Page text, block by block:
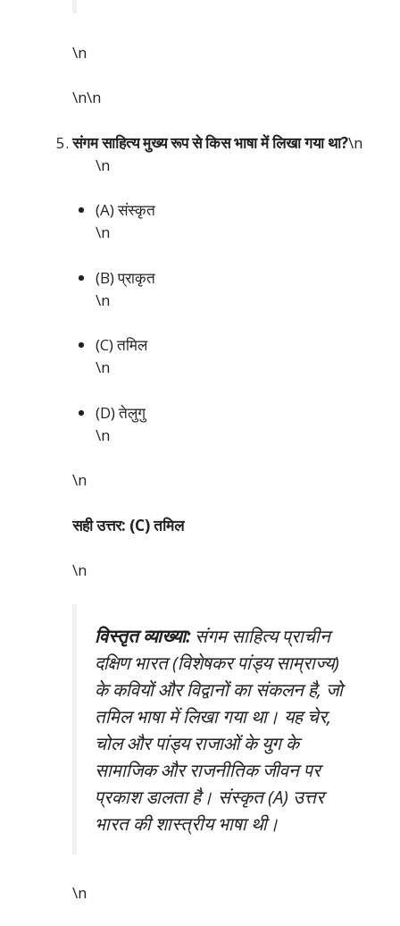
\n
\n\n
संगम साहित्य मुख्य रूप से किस भाषा में लिखा गया था?\n
\n
(A) संस्कृत
\n
(B) प्राकृत
\n
(C) तमिल
\n
(D) तेलुगु
\n
\n
सही उत्तर: (C) तमिल
\n
विस्तृत व्याख्या:संगम साहित्य प्राचीन
दक्षिण भारत (विशेषकर पांड्य साम्राज्य)
के कवियों और विद्वानों का संकलन है, जो
तमिल भाषा में लिखा गया था। यह चेर,
चोल और पांड्य राजाओं के युग के
सामाजिक और राजनीतिक जीवन पर
प्रकाश डालता है। संस्कृत (A) उत्तर
भारत की शास्त्रीय भाषा थी।
\n